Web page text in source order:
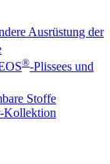
Ausrüstung der
®-Plissees und
Stoffe
Kollektion